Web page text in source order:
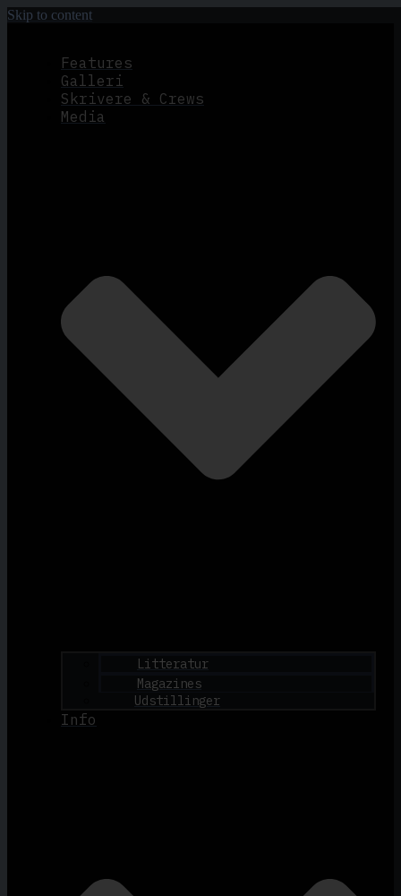
Skip to content
Features
Galleri
Skrivere & Crews
Media
Litteratur
Magazines
Udstillinger
Info